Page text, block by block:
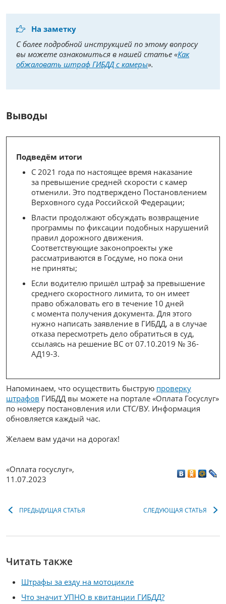
На заметку
С более подробной инструкцией по этому вопросу
вы можете ознакомиться в нашей статье «Как
обжаловать штраф ГИБДД с камеры».
Выводы
Подведём итоги
С 2021 года по настоящее время наказание
за превышение средней скорости с камер
отменили. Это подтверждено Постановлением
Верховного суда Российской Федерации;
Власти продолжают обсуждать возвращение
программы по фиксации подобных нарушений
правил дорожного движения.
Соответствующие законопроекты уже
рассматриваются в Госдуме, но пока они
не приняты;
Если водителю пришёл штраф за превышение
среднего скоростного лимита, то он имеет
право обжаловать его в течение 10 дней
с момента получения документа. Для этого
нужно написать заявление в ГИБДД, а в случае
отказа пересмотреть дело обратиться в суд,
ссылаясь на решение ВС от 07.10.2019 № 36-
АД19-3.
Напоминаем, что осуществить быструю проверку
штрафов ГИБДД вы можете на портале «Оплата Госуслуг»
по номеру постановления или СТС/ВУ. Информация
обновляется каждый час.
Желаем вам удачи на дорогах!
«Оплата госуслуг»,
11.07.2023
ПРЕДЫДУЩАЯ СТАТЬЯ СЛЕДУЮЩАЯ СТАТЬЯ
Читать также
Штрафы за езду на мотоцикле
Что значит УПНО в квитанции ГИБДД?